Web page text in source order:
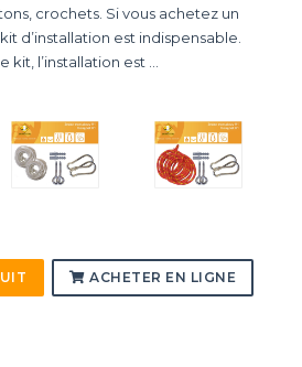
crochets. Si vous achetez un
d’installation est indispensable.
kit, l’installation est ...
ACHETER EN LIGNE